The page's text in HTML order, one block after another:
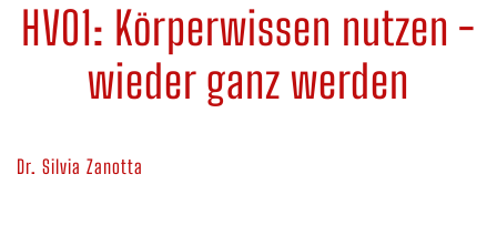
HV01: Körperwissen nutzen -
wieder ganz werden
Dr. Silvia Zanotta